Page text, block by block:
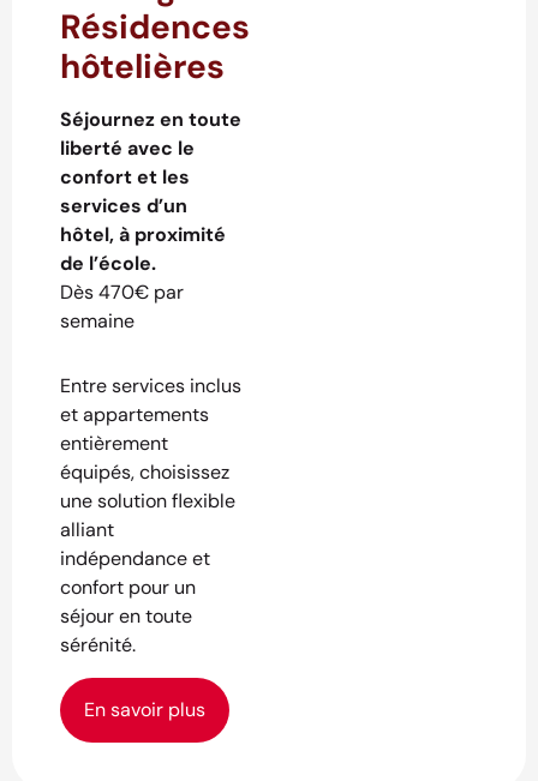
Résidences
hôtelières
Séjournez en toute
liberté avec le
confort et les
services d’un
hôtel, à proximité
de l’école.
Dès 470€ par
semaine
Entre services inclus
et appartements
entièrement
équipés, choisissez
une solution flexible
alliant
indépendance et
confort pour un
séjour en toute
sérénité.
En savoir plus